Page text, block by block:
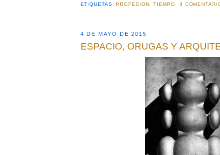
ETIQUETAS:PROFESION ,TIEMPO 4
4 DE MAYO DE 2015
ESPACIO, ORUGAS Y